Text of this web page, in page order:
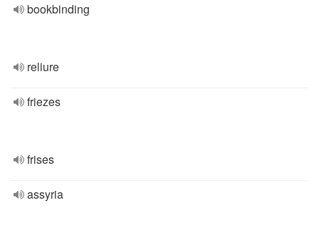
bookbinding
reliure
friezes
frises
assyria